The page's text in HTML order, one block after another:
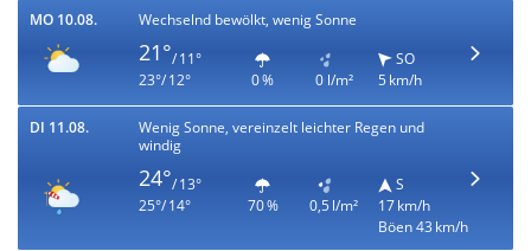
MO 10.08. Wechselnd bewölkt, wenig Sonne
21°/ 11°
23°/ 12°
0 % 0 l/m²
SO
5 km/h
DI 11.08.
Wenig Sonne, vereinzelt leichter Regen und
windig
24°/ 13°
25°/ 14°
70 % 0,5 l/m²
S
17 km/h
Böen 43 km/h